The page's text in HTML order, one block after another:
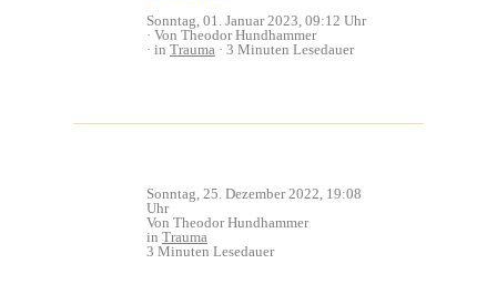
Sonntag, 01. Januar 2023, 09:12 Uhr
Von Theodor Hundhammer
in Trauma 3 Minuten Lesedauer
Sonntag, 25. Dezember 2022, 19:08
Uhr
Von Theodor Hundhammer
in Trauma
3 Minuten Lesedauer